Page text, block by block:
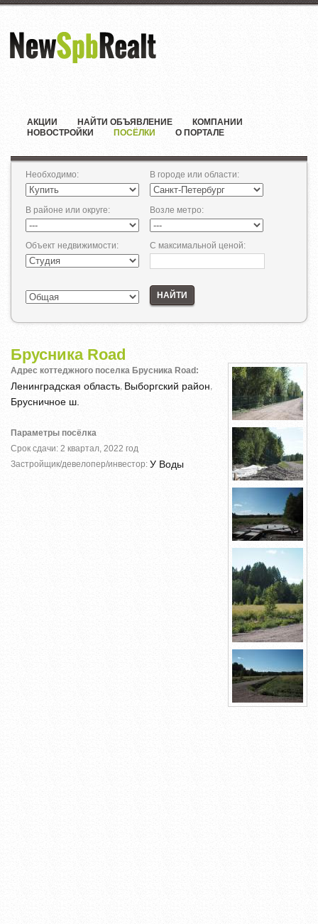
АКЦИИ НАЙТИ ОБЪЯВЛЕНИЕ
КОМПАНИИ
НОВОСТРОЙКИ
ПОСЁЛКИ О ПОРТАЛЕ
Необходимо: В городе или области:
В районе или округе: Возле метро:
Объект недвижимости: С максимальной ценой:
НАЙТИ
Брусника Road
Адрес коттеджного поселка Брусника Road:
Ленинградская область Выборгский район
Брусничное ш.
Параметры посёлка
Срок сдачи: 2 квартал, 2022 год
Застройщик/девелопер/инвестор: У Воды